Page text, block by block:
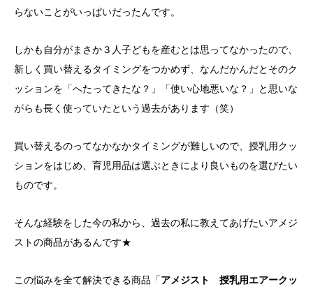
らないことがいっぱいだったんです。
しかも自分がまさか３人子どもを産むとは思ってなかったので、
新しく買い替えるタイミングをつかめず、なんだかんだとそのク
ッションを「へたってきたな？」「使い心地悪いな？」と思いな
がらも長く使っていたという過去があります（笑）
買い替えるのってなかなかタイミングが難しいので、授乳用クッ
ションをはじめ、育児用品は選ぶときにより良いものを選びたい
ものです。
そんな経験をした今の私から、過去の私に教えてあげたいアメジ
ストの商品があるんです★
この悩みを全て解決できる商品「アメジスト 授乳用エアークッ